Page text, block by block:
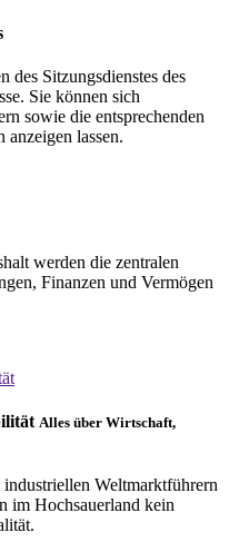
des Sitzungsdienstes des
Sie können sich
sowie die entsprechenden
anzeigen lassen.
werden die zentralen
Finanzen und Vermögen
Alles über Wirtschaft,
Weltmarktführern
im Hochsauerland kein